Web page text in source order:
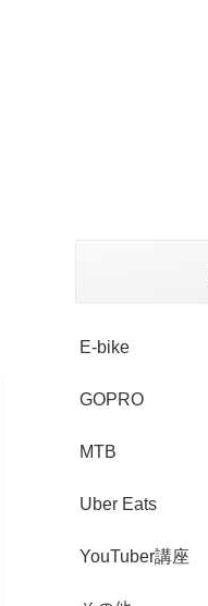
E-bike
GOPRO
MTB
Uber Eats
YouTuber講座